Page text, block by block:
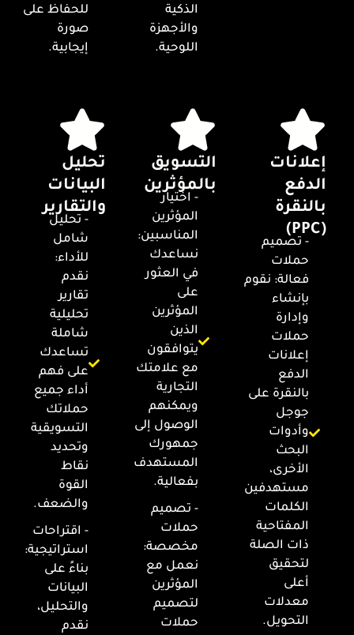
الذكية
والأجهزة
اللوحية.
للحفاظ على
صورة
إيجابية.
إعلانات
الدفع
بالنقرة
(PPC)
- تصميم
حملات
فعالة: نقوم
بإنشاء
وإدارة
حملات
إعلانات
الدفع
بالنقرة على
جوجل
وأدوات
البحث
الأخرى،
مستهدفين
الكلمات
المفتاحية
ذات الصلة
لتحقيق
أعلى
معدلات
التحويل.
التسويق
بالمؤثرين
- اختيار
المؤثرين
المناسبين:
نساعدك
في العثور
على
المؤثرين
الذين
يتوافقون
مع علامتك
التجارية
ويمكنهم
الوصول إلى
جمهورك
المستهدف
بفعالية.
- تصميم
حملات
مخصصة:
نعمل مع
المؤثرين
لتصميم
حملات
تحليل
البيانات
والتقارير
- تحليل
شامل
للأداء:
نقدم
تقارير
تحليلية
شاملة
تساعدك
على فهم
أداء جميع
حملاتك
التسويقية
وتحديد
نقاط
القوة
والضعف.
- اقتراحات
استراتيجية:
بناءً على
البيانات
والتحليل،
نقدم